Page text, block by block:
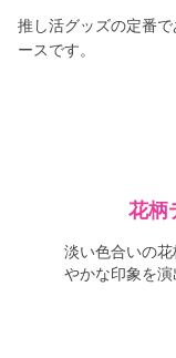
推し活グッズの定番
ースです。
花柄
淡い色合いの
やかな印象を演